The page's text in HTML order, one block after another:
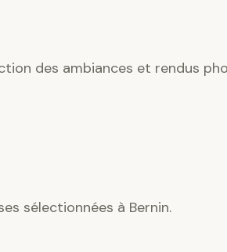
des ambiances et rendus
sélectionnées à Bernin.